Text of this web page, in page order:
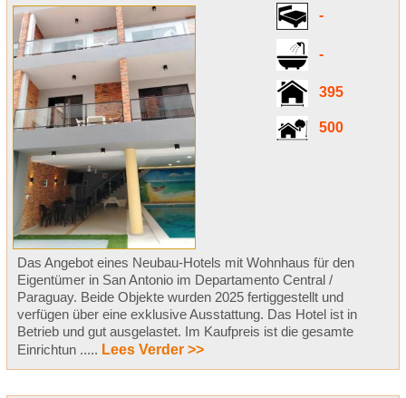
-
-
395
500
Das Angebot eines Neubau-Hotels mit Wohnhaus für den
Eigentümer in San Antonio im Departamento Central /
Paraguay. Beide Objekte wurden 2025 fertiggestellt und
verfügen über eine exklusive Ausstattung. Das Hotel ist in
Betrieb und gut ausgelastet. Im Kaufpreis ist die gesamte
Einrichtun ..... Lees Verder >>